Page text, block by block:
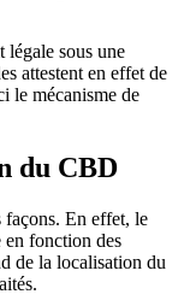
légale sous une
attestent en effet de
le mécanisme de
du CBD
En effet, le
en fonction des
de la localisation du